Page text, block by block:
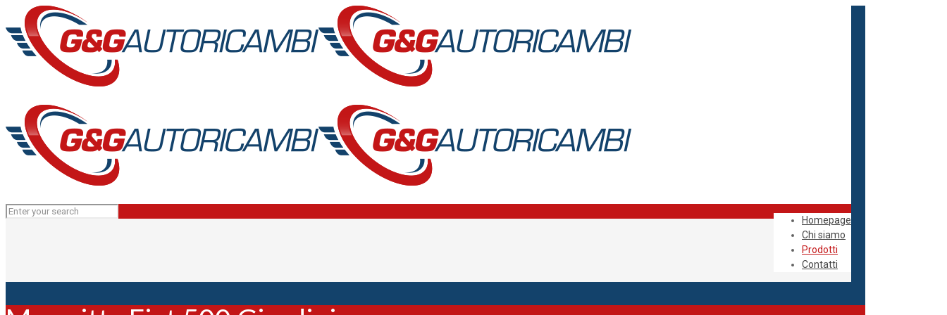
Homepage
Chi siamo
Prodotti
Contatti